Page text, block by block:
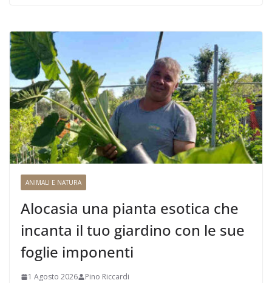
ANIMALI E NATURA
Alocasia una pianta esotica che
incanta il tuo giardino con le sue
foglie imponenti
1 Agosto 2026 Pino Riccardi